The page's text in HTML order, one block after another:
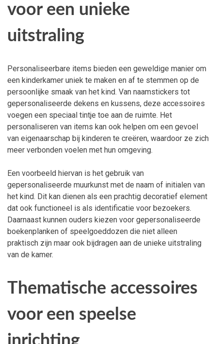
voor een unieke
uitstraling
Personaliseerbare items bieden een geweldige manier om
een kinderkamer uniek te maken en af te stemmen op de
persoonlijke smaak van het kind. Van naamstickers tot
gepersonaliseerde dekens en kussens, deze accessoires
voegen een speciaal tintje toe aan de ruimte. Het
personaliseren van items kan ook helpen om een gevoel
van eigenaarschap bij kinderen te creëren, waardoor ze zich
meer verbonden voelen met hun omgeving.
Een voorbeeld hiervan is het gebruik van
gepersonaliseerde muurkunst met de naam of initialen van
het kind. Dit kan dienen als een prachtig decoratief element
dat ook functioneel is als identificatie voor bezoekers.
Daarnaast kunnen ouders kiezen voor gepersonaliseerde
boekenplanken of speelgoeddozen die niet alleen
praktisch zijn maar ook bijdragen aan de unieke uitstraling
van de kamer.
Thematische accessoires
voor een speelse